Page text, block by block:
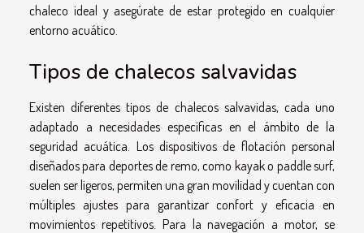
chaleco ideal y asegúrate de estar protegido en cualquier
entorno acuático.
Tipos de chalecos salvavidas
Existen diferentes tipos de chalecos salvavidas, cada uno
adaptado a necesidades específicas en el ámbito de la
seguridad acuática. Los dispositivos de flotación personal
diseñados para deportes de remo, como kayak o paddle surf,
suelen ser ligeros, permiten una gran movilidad y cuentan con
múltiples ajustes para garantizar confort y eficacia en
movimientos repetitivos. Para la navegación a motor, se